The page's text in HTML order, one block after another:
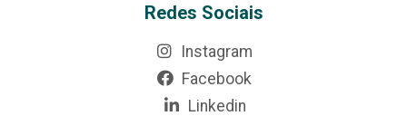
Redes Sociais
Instagram
Facebook
Linkedin